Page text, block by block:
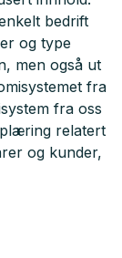
bedrift
og type
men også ut
fra
fra oss
relatert
og kunder,